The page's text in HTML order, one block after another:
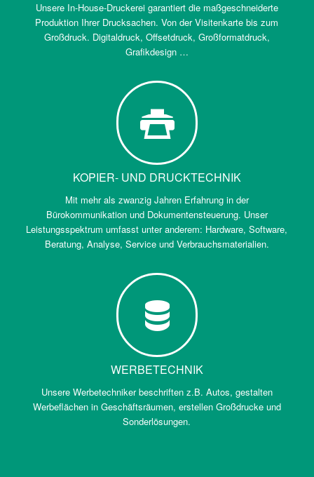
Unsere In-House-Druckerei garantiert die maßgeschneiderte
Produktion Ihrer Drucksachen. Von der Visitenkarte bis zum
Großdruck. Digitaldruck, Offsetdruck, Großformatdruck,
Grafikdesign …
KOPIER- UND DRUCKTECHNIK
Mit mehr als zwanzig Jahren Erfahrung in der
Bürokommunikation und Dokumentensteuerung. Unser
Leistungsspektrum umfasst unter anderem: Hardware, Software,
Beratung, Analyse, Service und Verbrauchsmaterialien.
WERBETECHNIK
Unsere Werbetechniker beschriften z.B. Autos, gestalten
Werbeflächen in Geschäftsräumen, erstellen Großdrucke und
Sonderlösungen.